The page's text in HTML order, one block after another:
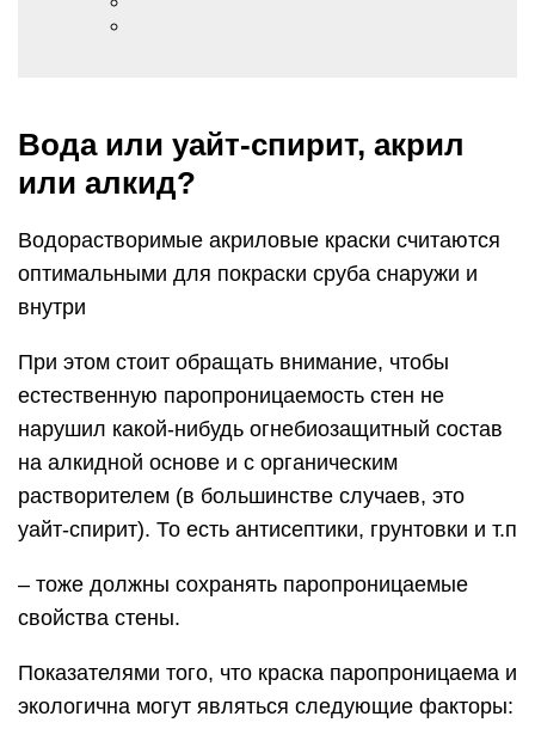
Вода или уайт-спирит, акрил
или алкид?
Водорастворимые акриловые краски считаются
оптимальными для покраски сруба снаружи и
внутри
При этом стоит обращать внимание, чтобы
естественную паропроницаемость стен не
нарушил какой-нибудь огнебиозащитный состав
на алкидной основе и с органическим
растворителем (в большинстве случаев, это
уайт-спирит). То есть антисептики, грунтовки и т.п
– тоже должны сохранять паропроницаемые
свойства стены.
Показателями того, что краска паропроницаема и
экологична могут являться следующие факторы: